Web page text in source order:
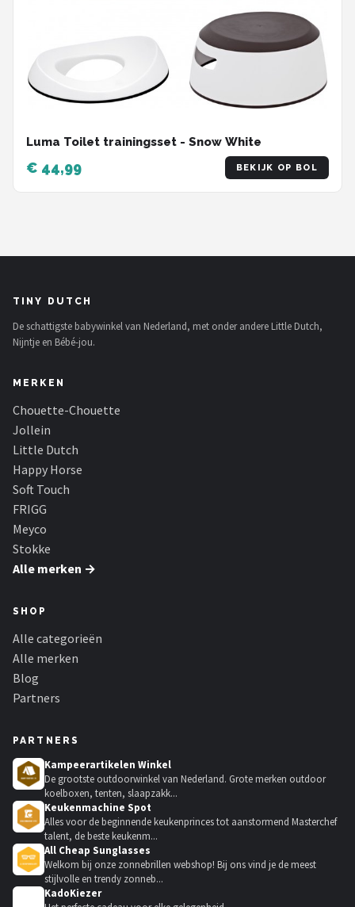
Luma Toilet trainingsset - Snow White
€ 44,99 BEKIJK OP BOL
TINY DUTCH
De schattigste babywinkel van Nederland, met onder andere Little Dutch,
Nijntje en Bébé-jou.
MERKEN
Chouette-Chouette
Jollein
Little Dutch
Happy Horse
Soft Touch
FRIGG
Meyco
Stokke
Alle merken →
SHOP
Alle categorieën
Alle merken
Blog
Partners
PARTNERS
Kampeerartikelen Winkel
De grootste outdoorwinkel van Nederland. Grote merken outdoor
koelboxen, tenten, slaapzakk...
Keukenmachine Spot
Alles voor de beginnende keukenprinces tot aanstormend Masterchef
talent, de beste keukenm...
All Cheap Sunglasses
Welkom bij onze zonnebrillen webshop! Bij ons vind je de meest
stijlvolle en trendy zonneb...
KadoKiezer